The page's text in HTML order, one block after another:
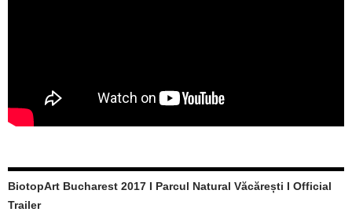
BiotopArt Bucharest 2017 I Parcul Natural Văcărești I Official
Trailer